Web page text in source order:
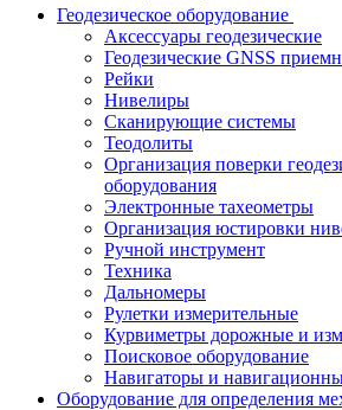
Геодезическое оборудование
Аксессуары геодезические
Геодезические GNSS
Рейки
Нивелиры
Сканирующие системы
Теодолиты
Организация поверки
оборудования
Электронные тахеометры
Организация юстировки
Ручной инструмент
Техника
Дальномеры
Рулетки измерительные
Курвиметры дорожные и
Поисковое оборудование
Навигаторы и
Оборудование для определения